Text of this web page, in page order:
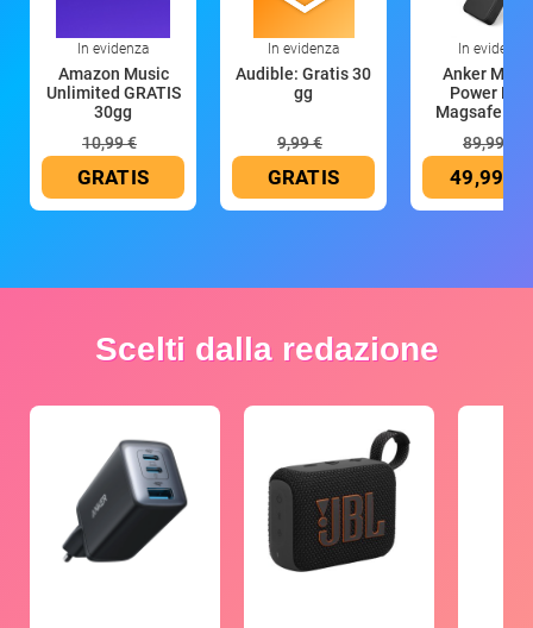
In evidenza
Amazon Music
Unlimited GRATIS
30gg
10,99 €
GRATIS
In evidenza
Audible: Gratis 30
gg
9,99 €
GRATIS
In evidenza
Anker
Power
Magsafe
89,99 €
49,99 €
Scelti dalla redazione